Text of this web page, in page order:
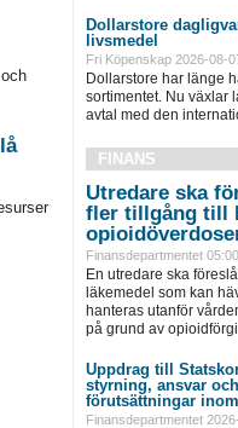
Dollarstore
livsmedel
Fri Köpenskap 2026-08-
Dollarstore har länge
sortimentet. Nu växlar
avtal med den
FINANS
Utredare ska
fler tillgång till
Finansdepartmentet 05:00
En utredare ska
läkemedel som kan
hanteras utanför
på grund av
Uppdrag till
styrning, ansvar
förutsättningar
Finansdepartmentet